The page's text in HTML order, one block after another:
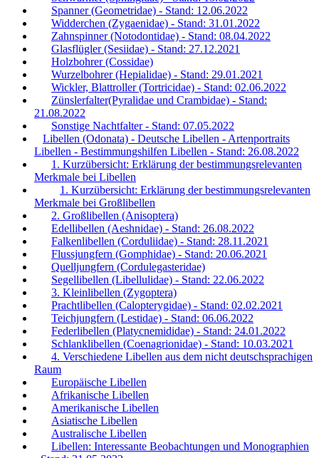
Spanner (Geometridae) - Stand: 12.06.2022
Widderchen (Zygaenidae) - Stand: 31.01.2022
Zahnspinner (Notodontidae) - Stand: 08.04.2022
Glasflügler (Sesiidae) - Stand: 27.12.2021
Holzbohrer (Cossidae)
Wurzelbohrer (Hepialidae) - Stand: 29.01.2021
Wickler, Blattroller (Tortricidae) - Stand: 02.06.2022
Zünslerfalter(Pyralidae und Crambidae) - Stand:
21.08.2022
Sonstige Nachtfalter - Stand: 07.05.2022
Libellen (Odonata) - Deutsche Libellen - Artenportraits
Libellen - Bestimmungshilfen Libellen - Stand: 26.08.2022
1. Kurzübersicht: Erklärung der bestimmungsrelevanten
Merkmale bei Libellen
1. Kurzübersicht: Erklärung der bestimmungsrelevanten
Merkmale bei Großlibellen
2. Großlibellen (Anisoptera)
Edellibellen (Aeshnidae) - Stand: 26.08.2022
Falkenlibellen (Corduliidae) - Stand: 28.11.2021
Flussjungfern (Gomphidae) - Stand: 20.06.2021
Quelljungfern (Cordulegasteridae)
Segellibellen (Libellulidae) - Stand: 22.06.2022
3. Kleinlibellen (Zygoptera)
Prachtlibellen (Calopterygidae) - Stand: 02.02.2021
Teichjungfern (Lestidae) - Stand: 06.06.2022
Federlibellen (Platycnemididae) - Stand: 24.01.2022
Schlanklibellen (Coenagrionidae) - Stand: 10.03.2021
4. Verschiedene Libellen aus dem nicht deutschsprachigen
Raum
Europäische Libellen
Afrikanische Libellen
Amerikanische Libellen
Asiatische Libellen
Australische Libellen
Libellen: Interessante Beobachtungen und Monographien